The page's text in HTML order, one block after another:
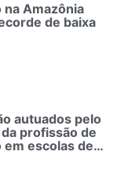
Amazônia
de baixa
autuados pelo
profissão de
escolas de